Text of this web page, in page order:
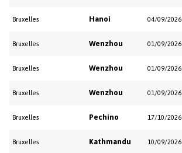
Bruxelles Hanoi 04/09/2026
Bruxelles Wenzhou 01/09/2026
Bruxelles Wenzhou 01/09/2026
Bruxelles Wenzhou 01/09/2026
Bruxelles Pechino 17/10/2026
Bruxelles Kathmandu 10/09/2026